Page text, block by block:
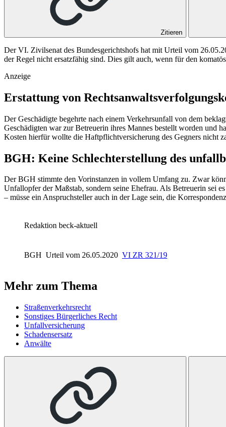
Zitieren
Der VI. Zivilsenat des Bundesgerichtshofs hat mit Urteil vom
der Regel nicht ersatzfähig sind. Dies gilt auch, wenn für den
Anzeige
Erstattung von
Der Geschädigte begehrte nach einem Verkehrsunfall von dem
Geschädigten war zur Betreuerin ihres Mannes bestellt worden und
Kosten hierfür wollte die Haftpflichtversicherung des Gegners nicht
BGH: Keine Schlechterstellung des
Der BGH stimmte den Vorinstanzen in vollem Umfang zu. Zwar
Unfallopfer der Maßstab, sondern seine Ehefrau. Als Betreuerin sei
– müsse ein Anspruchsteller auch in der Lage sein, die
Redaktion beck-aktuell
BGH Urteil vom 26.05.2020 VI ZR 321/19
Mehr zum Thema
Straßenverkehrsrecht
Sonstiges Bürgerliches Recht
Unfallversicherung
Schadensersatz
Anwälte